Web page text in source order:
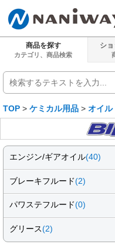
商品を探す
カテゴリ、商品検索
シ
TOP > ケミカル用品 > オイル
エンジン/ギアオイル(40)
ブレーキフルード(2)
パワステフルード(0)
グリース(2)